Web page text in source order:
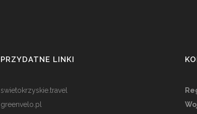
PRZYDATNE LINKI
swietokrzyskie.travel
greenvelo.pl